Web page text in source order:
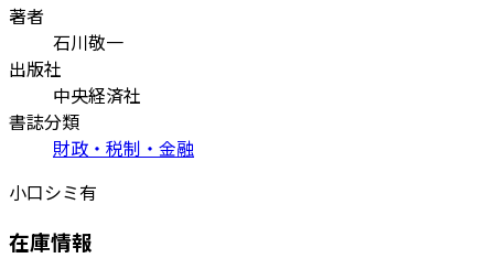
著者
石川敬一
出版社
中央経済社
書誌分類
財政・税制・金融
小口シミ有
在庫情報